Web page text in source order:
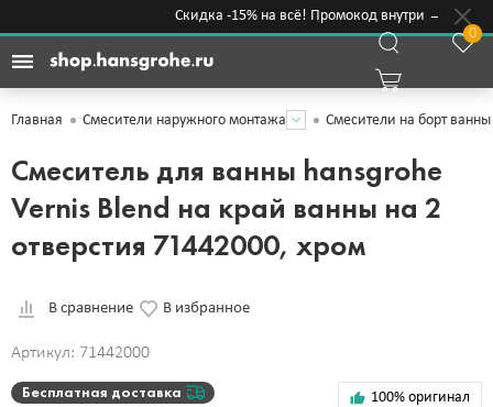
Скидка -15% на всё! Промокод внутри →
0
Главная Смесители наружного монтажа Смесители на борт ванны
Смеситель для ванны hansgrohe
Vernis Blend на край ванны на 2
отверстия 71442000, хром
В сравнение В избранное
Артикул: 71442000
Бесплатная доставка 100% оригинал